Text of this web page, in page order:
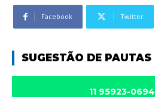
Facebook Twitter
SUGESTÃO DE PAUTAS
11 95923-0694